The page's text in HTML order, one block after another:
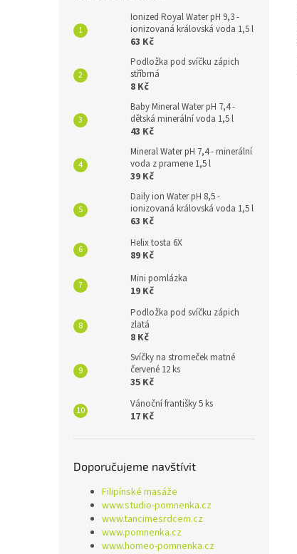
Ionized Royal Water pH 9,3 -
ionizovaná královská voda 1,5 l
63 Kč
Podložka pod svíčku zápich
stříbrná
8 Kč
Baby Mineral Water pH 7,4 -
dětská minerální voda 1,5 l
43 Kč
Mineral Water pH 7,4 - minerální
voda z pramene 1,5 l
39 Kč
Daily ion Water pH 8,5 -
ionizovaná královská voda 1,5 l
63 Kč
Helix tosta 6X
89 Kč
Mini pomlázka
19 Kč
Podložka pod svíčku zápich
zlatá
8 Kč
Svíčky na stromeček matné
červené 12 ks
35 Kč
Vánoční františky 5 ks
17 Kč
Doporučujeme navštívit
Filipínské masáže
www.studio-pomnenka.cz
www.tancimesrdcem.cz
www.pomnenka.cz
www.homeo-pomnenka.cz